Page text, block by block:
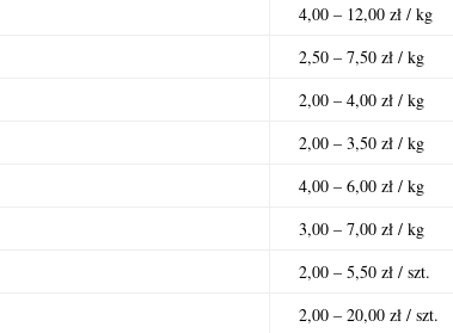
4,00 – 12,00 zł / kg
2,50 – 7,50 zł / kg
2,00 – 4,00 zł / kg
2,00 – 3,50 zł / kg
4,00 – 6,00 zł / kg
3,00 – 7,00 zł / kg
2,00 – 5,50 zł / szt.
2,00 – 20,00 zł / szt.